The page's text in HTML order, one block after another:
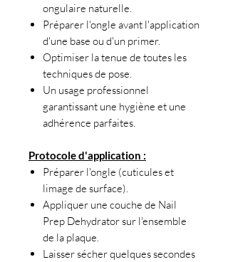
ongulaire naturelle.
Préparer l'ongle avant l'application
d'une base ou d'un primer.
Optimiser la tenue de toutes les
techniques de pose.
Un usage professionnel
garantissant une hygiène et une
adhérence parfaites.
Protocole d'application :
Préparer l'ongle (cuticules et
limage de surface).
Appliquer une couche de Nail
Prep Dehydrator sur l'ensemble
de la plaque.
Laisser sécher quelques secondes